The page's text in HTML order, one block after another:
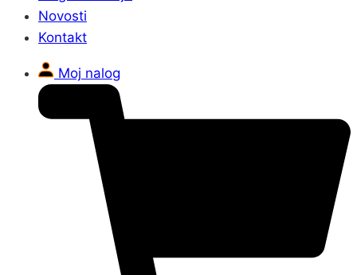
Novosti
Kontakt
Moj nalog